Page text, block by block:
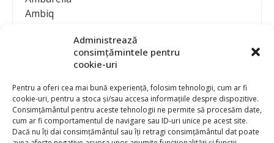
Administrează
consimțămintele pentru
cookie-uri
Pentru a oferi cea mai bună experiență, folosim tehnologii, cum ar fi
cookie-uri, pentru a stoca și/sau accesa informațiile despre dispozitive.
Consimțământul pentru aceste tehnologii ne permite să procesăm date,
cum ar fi comportamentul de navigare sau ID-uri unice pe acest site.
Dacă nu îți dai consimțământul sau îți retragi consimțământul dat poate
Ambiq
Analog Devices
Anritsu Corporation
Ansys
APS
Arduino
Arm